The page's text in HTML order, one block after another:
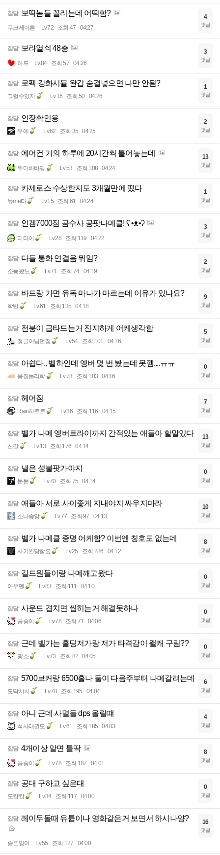
잡담 보딱놈들 꼴리는데 어떡함?
쿠크세이튼 Lv.72 조회 47 04:27
4
댓글
잡담 보라열쇠 48층
하드 Lv.84 조회 57 04:26
3
댓글
잡담 로펙 강화시뮬 완갑 숨결넣으면 나만 안됨?
그럴수있지 Lv.16 조회 50 04:26
1
댓글
잡담 인장확인용
우에 Lv.62 조회 35 04:25
2
댓글
잡담 에어컨 거의 하루에 20시간씩 틀어놓는데
뚜디바바딩 Lv.53 조회 108 04:24
13
댓글
잡담 카제로스 수상한지도 3개월만에 떴다
뉴me타 Lv.15 조회 61 04:24
1
댓글
잡담 인겜7000점 곰수사 공팟나메클! ʕ •ᴥ•ʔ
티타이 Lv.28 조회 119 04:22
3
댓글
잡담 다들 통화 연결음 뭐임?
소풍왔노 Lv.71 조회 74 04:19
2
댓글
잡담 바드랑 가면 유독 마나가 마르는데 이유가 있나요?
학반 Lv.61 조회 135 04:18
9
댓글
잡담 전붕이 급타드는거 진지하게 어케생각함
정글아님던짐 Lv.54 조회 101 04:16
5
댓글
잡담 아쉽다.. 벨하인데 엥버 몇 번 봤는데 못껨....ㅠㅠ
응집물리학 Lv.73 조회 103 04:16
0
댓글
잡담 헤어짐
Rain하르트 Lv.36 조회 116 04:15
7
댓글
잡담 벨가 나메 엥버트라이까지 간적있는 애들아 할말있다
산갈 Lv.13 조회 176 04:14
13
댓글
잡담 낼은 성불팟가야지
둔둔 Lv.70 조회 75 04:14
0
댓글
잡담 애들아 서로 사이좋게 지내야지 싸우지마라
소나좋앙 Lv.77 조회 97 04:13
10
댓글
잡담 벨가 나메클 증명 어케함? 이번엔 칭호도 없는데
사기안당함요 Lv.25 조회 286 04:12
8
댓글
잡담 길드원들이랑 나메깨고왔다
아우덴 Lv.83 조회 111 04:10
0
댓글
잡담 사운드 겹치면 씹히는거 해결못하나
공숭이 Lv.78 조회 71 04:06
0
댓글
잡담 근데 벨가는 홀딩저가랑 저가 타격감이 왤캐 구림??
광소 Lv.73 조회 82 04:05
0
댓글
잡담 5700브커랑 6500홀나 둘이 다음주부터 나메갈려는데
모닥시치 Lv.70 조회 195 04:04
6
댓글
잡담 아니 근데 사멸들 dps 올릴떄
석사태권도 Lv.61 조회 185 04:03
4
댓글
잡담 4개이상 알면 틀딱
공숭이 Lv.78 조회 187 04:01
8
댓글
잡담 공대 구하고 싶은대
모캅캅 Lv.34 조회 117 04:00
0
댓글
잡담 레이두돌때 유튭이나 영화같은거 보면서 하시나양?
슬픈잉여 Lv.55 조회 127 04:00
16
댓글